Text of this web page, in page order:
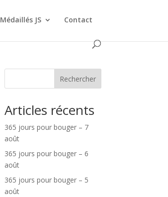
Médaillés JS Contact
Rechercher
Articles récents
365 jours pour bouger – 7
août
365 jours pour bouger – 6
août
365 jours pour bouger – 5
août